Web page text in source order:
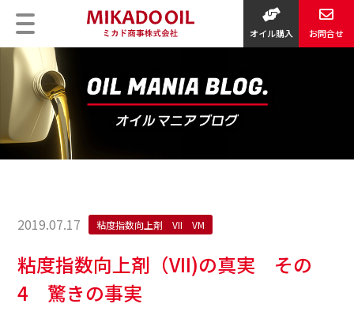
オイル購入 お問合せ
2019.07.17 粘度指数向上剤 VII VM
粘度指数向上剤（VII)の真実 その
4 驚きの事実